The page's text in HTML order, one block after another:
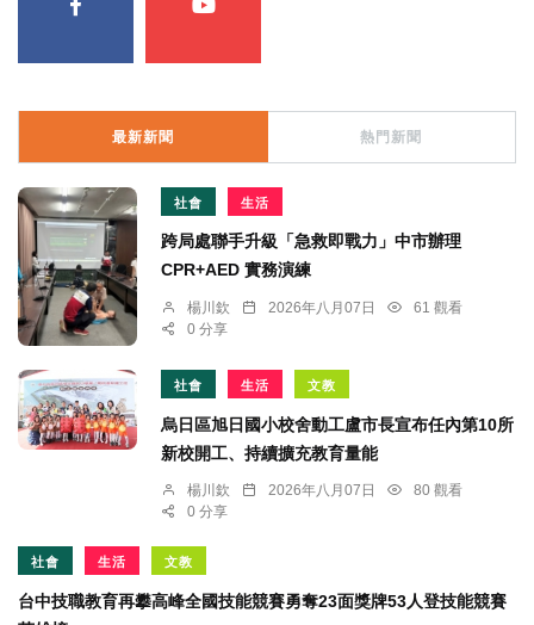
最新新聞 熱門新聞
社會 生活
跨局處聯手升級「急救即戰力」中市辦理
CPR+AED 實務演練
楊川欽 2026年八月07日
61 觀看
0 分享
社會 生活 文教
烏日區旭日國小校舍動工盧市長宣布任內第10所
新校開工、持續擴充教育量能
楊川欽 2026年八月07日
80 觀看
0 分享
社會 生活 文教
台中技職教育再攀高峰全國技能競賽勇奪23面獎牌53人登技能競賽